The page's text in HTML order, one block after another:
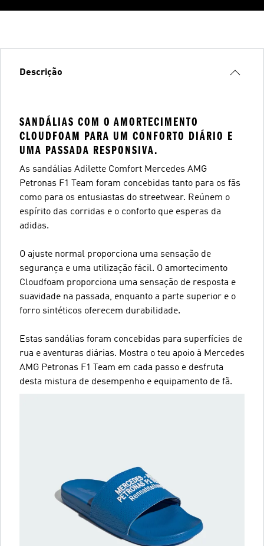
Descrição
SANDÁLIAS COM O AMORTECIMENTO
CLOUDFOAM PARA UM CONFORTO DIÁRIO E
UMA PASSADA RESPONSIVA.
As sandálias Adilette Comfort Mercedes AMG
Petronas F1 Team foram concebidas tanto para os fãs
como para os entusiastas do streetwear. Reúnem o
espírito das corridas e o conforto que esperas da
adidas.
O ajuste normal proporciona uma sensação de
segurança e uma utilização fácil. O amortecimento
Cloudfoam proporciona uma sensação de resposta e
suavidade na passada, enquanto a parte superior e o
forro sintéticos oferecem durabilidade.
Estas sandálias foram concebidas para superfícies de
rua e aventuras diárias. Mostra o teu apoio à Mercedes
AMG Petronas F1 Team em cada passo e desfruta
desta mistura de desempenho e equipamento de fã.